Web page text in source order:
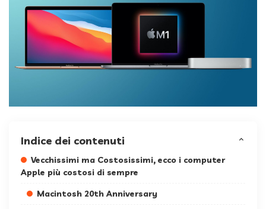
Indice dei contenuti
Vecchissimi ma Costosissimi, ecco i computer
Apple più costosi di sempre
Macintosh 20th Anniversary